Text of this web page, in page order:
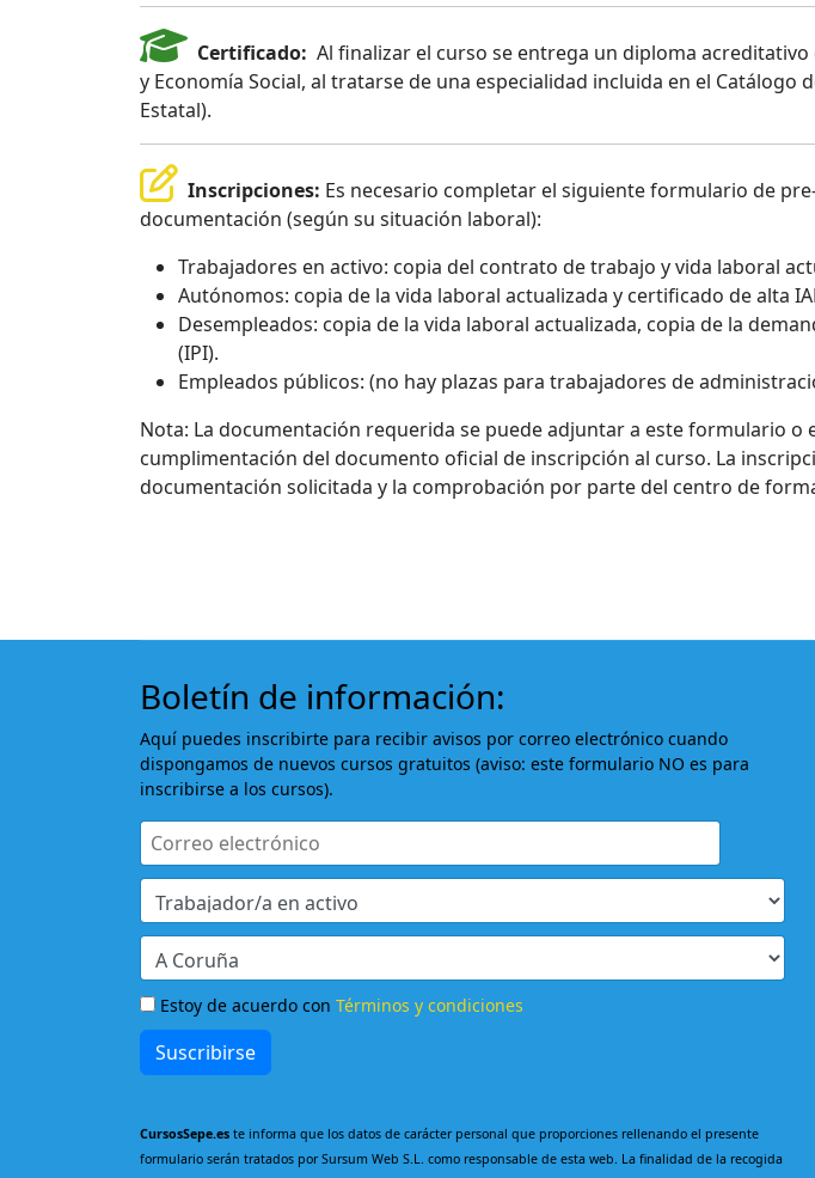
Certificado: Al finalizar el curso se entrega un diploma
y Economía Social, al tratarse de una especialidad incluida en el Catálogo
Estatal).
Inscripciones: Es necesario completar el siguiente formulario de
documentación (según su situación laboral):
Trabajadores en activo: copia del contrato de trabajo y vida laboral
Autónomos: copia de la vida laboral actualizada y certificado de alta
Desempleados: copia de la vida laboral actualizada, copia de la
(IPI).
Empleados públicos: (no hay plazas para trabajadores de
Nota: La documentación requerida se puede adjuntar a este formulario
cumplimentación del documento oficial de inscripción al curso. La
documentación solicitada y la comprobación por parte del centro de
Boletín de información:
Aquí puedes inscribirte para recibir avisos por correo electrónico cuando
dispongamos de nuevos cursos gratuitos (aviso: este formulario NO es para
inscribirse a los cursos).
Estoy de acuerdo con Términos y condiciones
Suscribirse
CursosSepe.es te informa que los datos de carácter personal que proporciones rellenando el presente
formulario serán tratados por Sursum Web S.L. como responsable de esta web. La finalidad de la recogida